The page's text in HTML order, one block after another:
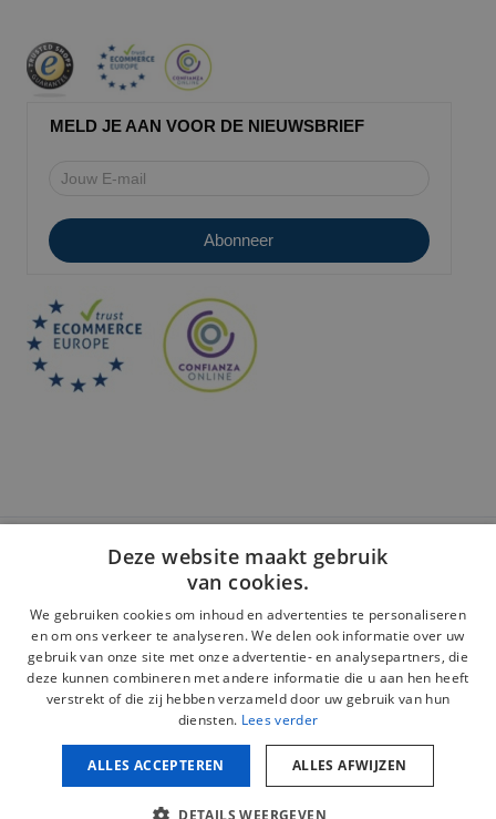
MELD JE AAN VOOR DE NIEUWSBRIEF
Veilige betaling:
Juridische kennisgeving
Privacybeleid
Cookiebeleid
Beleid inzake sociale netwerken
Deze website maakt gebruik
van cookies.
We gebruiken cookies om inhoud en advertenties te personaliseren
en om ons verkeer te analyseren. We delen ook informatie over uw
gebruik van onze site met onze advertentie- en analysepartners, die
deze kunnen combineren met andere informatie die u aan hen heeft
verstrekt of die zij hebben verzameld door uw gebruik van hun
diensten. Lees verder
ALLES ACCEPTEREN ALLES AFWIJZEN
DETAILS WEERGEVEN